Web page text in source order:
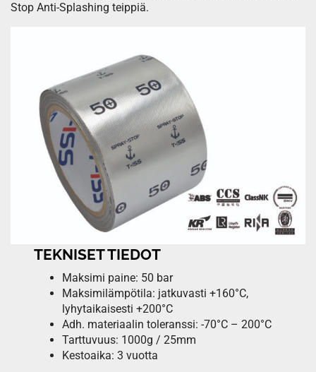
Stop Anti-Splashing teippiä.
TEKNISET TIEDOT
Maksimi paine: 50 bar
Maksimilämpötila: jatkuvasti +160°C,
lyhytaikaisesti +200°C
Adh. materiaalin toleranssi: -70°C – 200°C
Tarttuvuus: 1000g / 25mm
Kestoaika: 3 vuotta